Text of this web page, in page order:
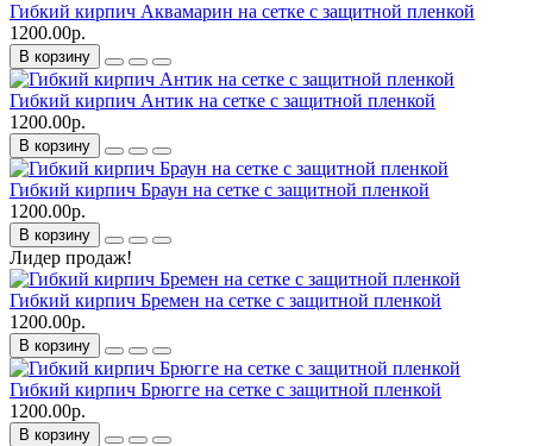
Гибкий кирпич Аквамарин на сетке с защитной пленкой
1200.00р.
В корзину
Гибкий кирпич Антик на сетке с защитной пленкой
1200.00р.
В корзину
Гибкий кирпич Браун на сетке с защитной пленкой
1200.00р.
В корзину
Лидер продаж!
Гибкий кирпич Бремен на сетке с защитной пленкой
1200.00р.
В корзину
Гибкий кирпич Брюгге на сетке с защитной пленкой
1200.00р.
В корзину